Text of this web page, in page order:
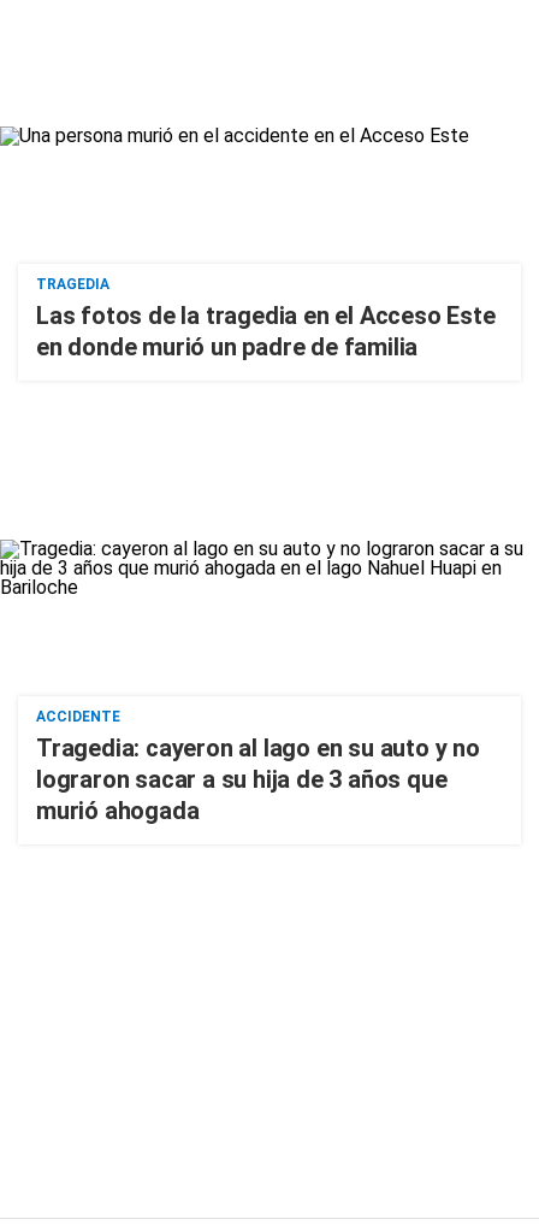
TRAGEDIA
Las fotos de la tragedia en el Acceso Este
en donde murió un padre de familia
ACCIDENTE
Tragedia: cayeron al lago en su auto y no
lograron sacar a su hija de 3 años que
murió ahogada